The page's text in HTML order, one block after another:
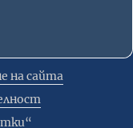
на сайта